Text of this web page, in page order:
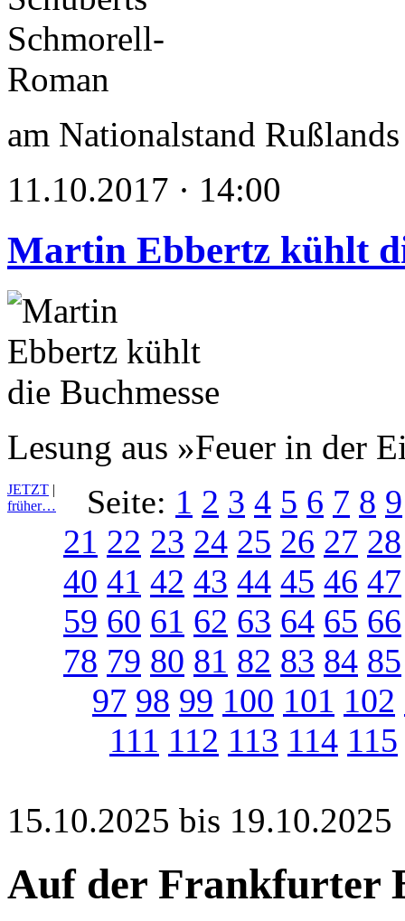
am Nationalstand
11.10.2017 · 14:00
Martin Ebbertz kühlt
Lesung aus »Feuer in der
JETZT |
früher…
Seite: 1 2 3 4 5 6 7 8 9
21 22 23 24 25 26 27 28
40 41 42 43 44 45 46 47
59 60 61 62 63 64 65 66
78 79 80 81 82 83 84 85
97 98 99 100 101 102
111 112 113 114 115
15.10.2025 bis 19.10.2025
Auf der Frankfurter